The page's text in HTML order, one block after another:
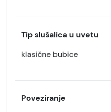
Tip slušalica u uvetu
klasične bubice
Poveziranje